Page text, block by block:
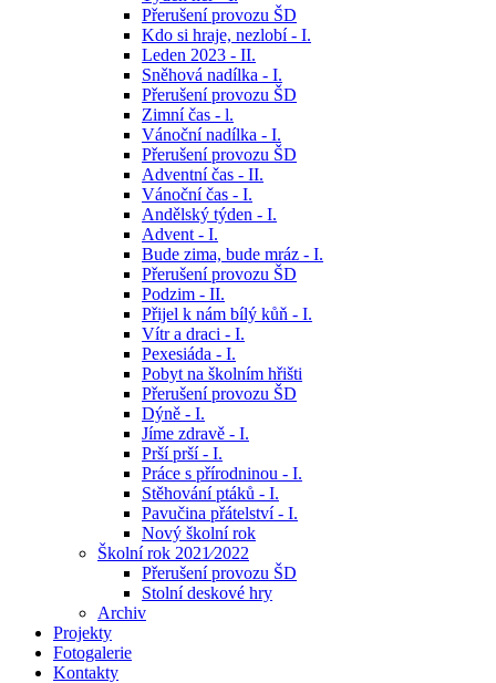
Přerušení provozu ŠD
Kdo si hraje, nezlobí - I.
Leden 2023 - II.
Sněhová nadílka - I.
Přerušení provozu ŠD
Zimní čas - l.
Vánoční nadílka - I.
Přerušení provozu ŠD
Adventní čas - II.
Vánoční čas - I.
Andělský týden - I.
Advent - I.
Bude zima, bude mráz - I.
Přerušení provozu ŠD
Podzim - II.
Přijel k nám bílý kůň - I.
Vítr a draci - I.
Pexesiáda - I.
Pobyt na školním hřišti
Přerušení provozu ŠD
Dýně - I.
Jíme zdravě - I.
Prší prší - I.
Práce s přírodninou - I.
Stěhování ptáků - I.
Pavučina přátelství - I.
Nový školní rok
Školní rok 2021⁄2022
Přerušení provozu ŠD
Stolní deskové hry
Archiv
Projekty
Fotogalerie
Kontakty